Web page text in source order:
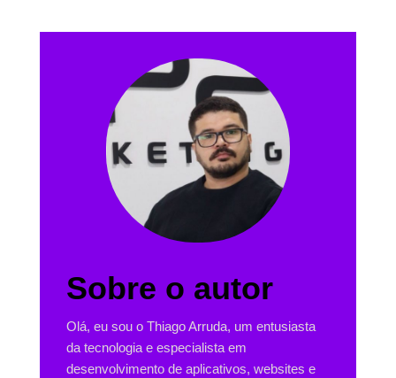
Sobre o autor
Olá, eu sou o Thiago Arruda, um entusiasta
da tecnologia e especialista em
desenvolvimento de aplicativos, websites e